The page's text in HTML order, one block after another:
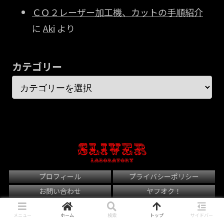
ＣＯ２レーザー加工機、カットの手順紹介
にAki より
カテゴリー
プロフィール
プライバシーポリシー
お問い合わせ
ヤフオク！
© 2021 Sliver Laboratory.
メニュー ホーム 検索 トップ サイドバー